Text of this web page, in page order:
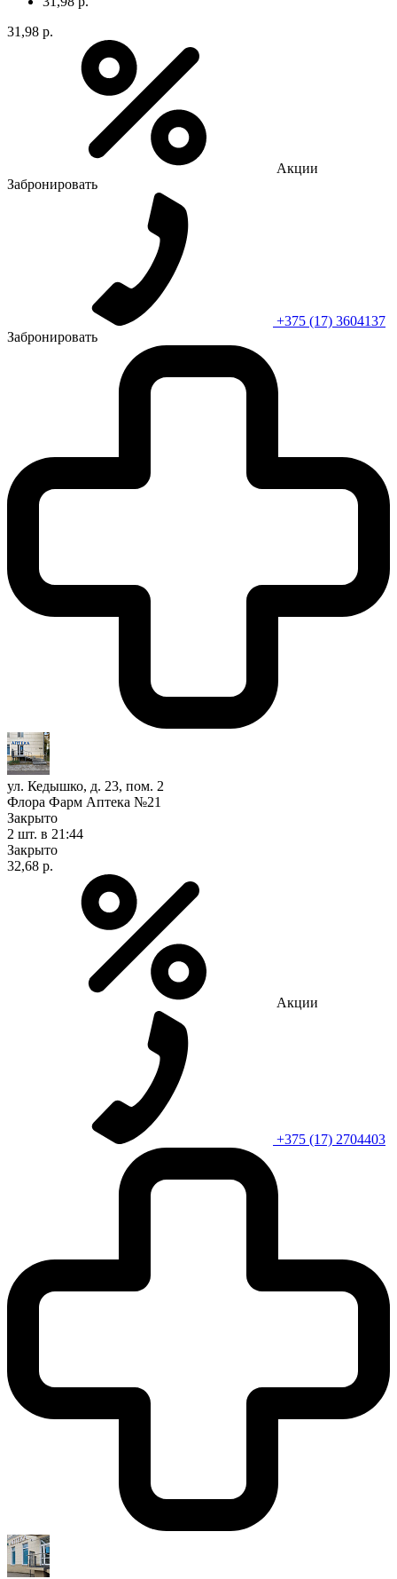
31,98 р.
Акции
Забронировать
+375 (17) 3604137
Забронировать
ул. Кедышко, д. 23, пом. 2
Флора Фарм Аптека №21
Закрыто
2 шт. в 21:44
Закрыто
32,68 р.
Акции
+375 (17) 2704403